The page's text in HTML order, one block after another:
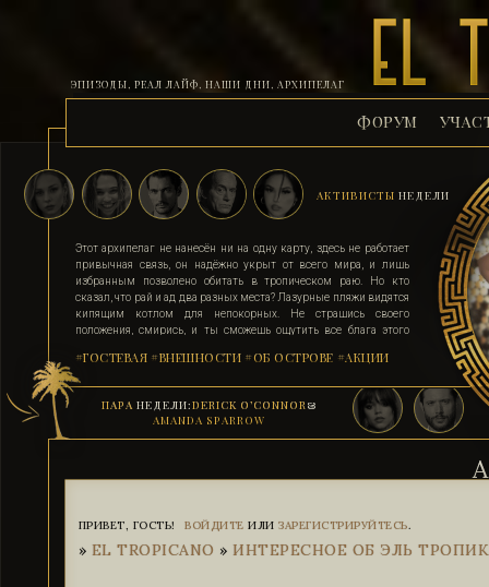
ЭПИЗОДЫ, РЕАЛ ЛАЙФ, НАШИ ДНИ, АРХИПЕЛАГ
ПАРА НЕДЕЛИ:DERICK O’CONNOR&
AMANDA SPARROW
#ГОСТЕВАЯ #ВНЕШНОСТИ #ОБ ОСТРОВЕ #АКЦИИ
Этот архипелаг не нанесён ни на одну карту, здесь не работает
привычная связь, он надёжно укрыт от всего мира, и лишь
избранным позволено обитать в тропическом раю. Но кто
сказал, что рай и ад два разных места? Лазурные пляжи видятся
кипящим котлом для непокорных. Не страшись своего
положения, смирись, и ты сможешь ощутить все блага этого
адептом. Выбери для себя стезю, ступай по ней, гордо неся статус
рабыни, иначе тебя силой поставят на колени. Помни, ад на
АКТИВИСТЫ НЕДЕЛИ
ФОРУМ
ПРИВЕТ, ГОСТЬ! ВОЙДИТЕ ИЛИЗАРЕГИСТРИРУЙТЕСЬ.
» EL TROPICANO »ИНТЕРЕСНОЕ ОБ ЭЛЬ